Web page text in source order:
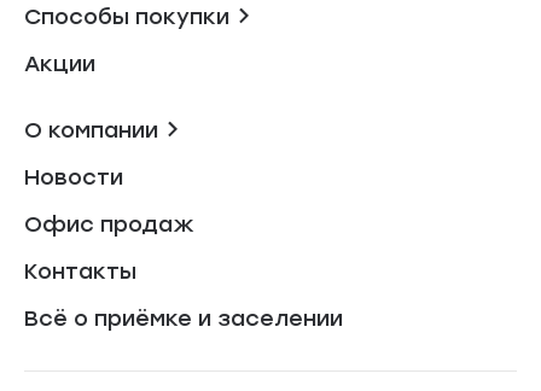
Способы покупки
Акции
О компании
Новости
Офис продаж
Контакты
Всё о приёмке и заселении